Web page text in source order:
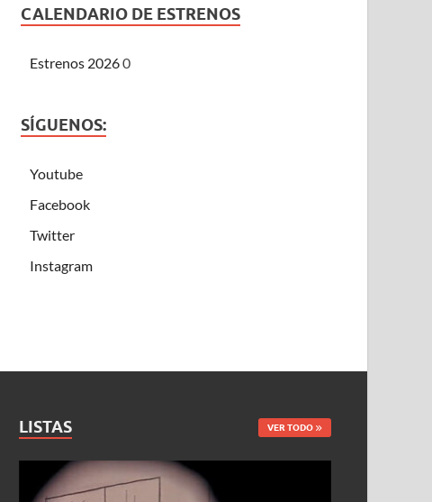
CALENDARIO DE ESTRENOS
Estrenos 20260
SÍGUENOS:
Youtube
Facebook
Twitter
Instagram
LISTAS VER TODO